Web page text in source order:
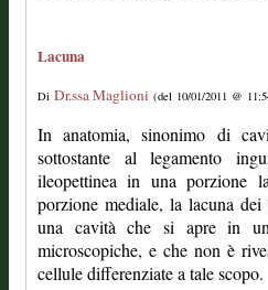
Lacuna
Di Dr.ssa Maglioni (del 10/01/2011 @
In anatomia, sinonimo di
sottostante al legamento
ileopettinea in una porzione
porzione mediale, la lacuna
una cavità che si apre in
microscopiche, e che non è
cellule differenziate a tale scopo.